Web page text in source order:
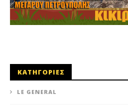
ΚΑΤΗΓΟΡΙΕΣ
LE GENERAL